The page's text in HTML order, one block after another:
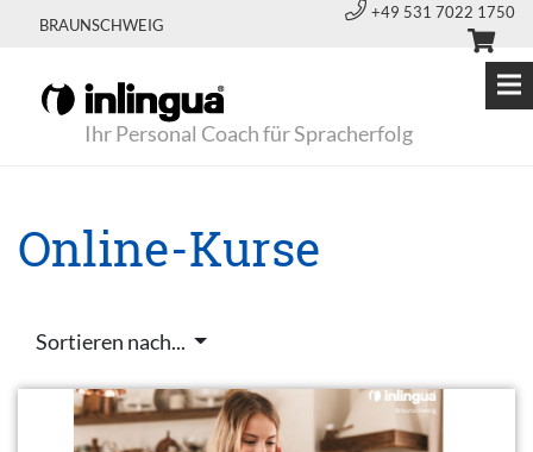
BRAUNSCHWEIG
+49 531 7022 1750
Ihr Personal Coach für Spracherfolg
Online-Kurse
Sortieren nach...